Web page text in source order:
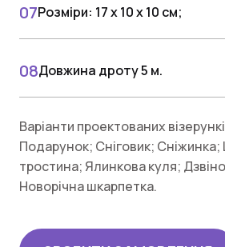
Розміри: 17 x 10 x 10 см;
Довжина дроту 5 м.
Варіанти проектованих
Подарунок; Сніговик; Сніжинка;
тростина; Ялинкова куля;
Новорічна шкарпетка.